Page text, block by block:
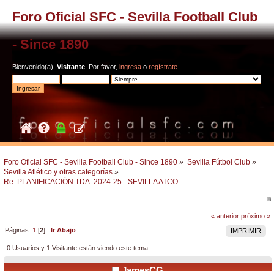
Foro Oficial SFC - Sevilla Football Club
- Since 1890
Bienvenido(a), Visitante . Por favor, ingresa o regístrate
Foro Oficial SFC - Sevilla Football Club - Since 1890 » Sevilla Fútbol Club »
Sevilla Atlético y otras categorías »
Re: PLANIFICACIÓN TDA. 2024-25 - SEVILLA ATCO.
« anterior próximo »
IMPRIMIR
Páginas: 1 [2]Ir Abajo
0 Usuarios y 1 Visitante están viendo este tema.